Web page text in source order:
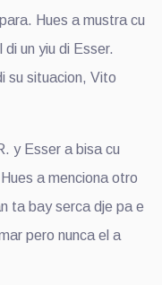
Hues a mustra cu
un yiu di Esser.
su situacion, Vito
Esser a bisa cu
a menciona otro
ta bay serca dje pa e
pero nunca el a